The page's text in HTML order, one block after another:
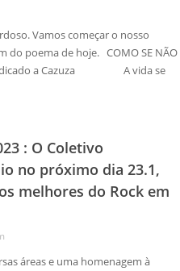
Vamos começar o nosso
do poema de hoje. COMO SE NÃO
a Cazuza A vida se
: O Coletivo
no próximo dia 23.1,
melhores do Rock em
áreas e uma homenagem à